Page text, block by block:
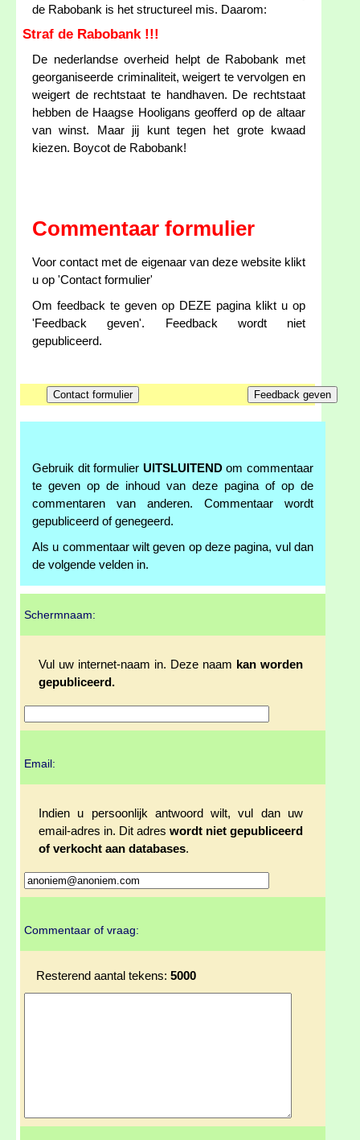
de Rabobank is het structureel mis. Daarom:
Straf de Rabobank !!!
De nederlandse overheid helpt de Rabobank met
georganiseerde criminaliteit, weigert te vervolgen en
weigert de rechtstaat te handhaven. De rechtstaat
hebben de Haagse Hooligans geofferd op de altaar
van winst. Maar jij kunt tegen het grote kwaad
kiezen. Boycot de Rabobank!
Commentaar formulier
Voor contact met de eigenaar van deze website klikt
u op 'Contact formulier'
Om feedback te geven op DEZE pagina klikt u op
'Feedback geven'. Feedback wordt niet
gepubliceerd.
Gebruik dit formulier UITSLUITENDom commentaar
te geven op de inhoud van deze pagina of op de
commentaren van anderen. Commentaar wordt
gepubliceerd of genegeerd.
Als u commentaar wilt geven op deze pagina, vul dan
de volgende velden in.
Schermnaam:
Vul uw internet-naam in. Deze naam kan worden
gepubliceerd.
Email:
Indien u persoonlijk antwoord wilt, vul dan uw
email-adres in. Dit adres wordt niet gepubliceerd
of verkocht aan databases.
Commentaar of vraag:
Resterend aantal tekens: 5000